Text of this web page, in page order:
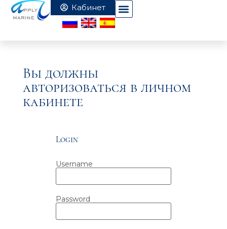
Вы должны
авторизоваться в личном
кабинете
Login
Username
Password